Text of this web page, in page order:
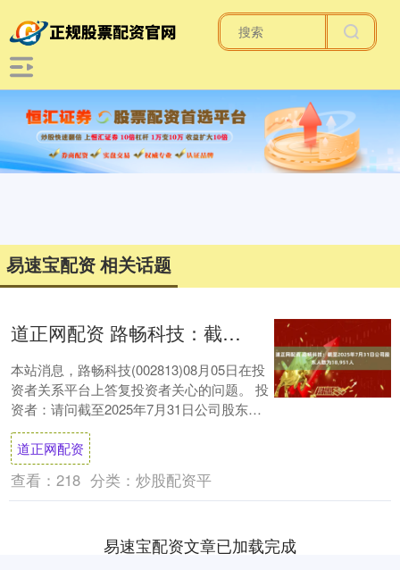
易速宝配资 相关话题
道正网配资 路畅科技：截至2025年7月31日公司股东人数为18,951人
本站消息，路畅科技(002813)08月05日在投
资者关系平台上答复投资者关心的问题。 投
资者：请问截至2025年7月31日公司股东人
数是多少？谢谢~路畅科技董....
道正网配资
查看： 218 分类： 炒股配资平
易速宝配资文章已加载完成